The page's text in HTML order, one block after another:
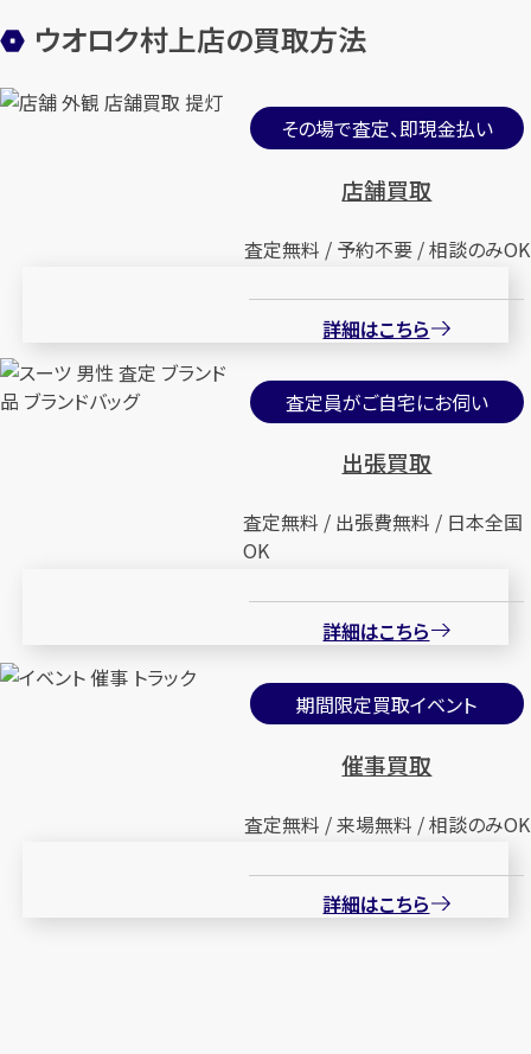
ウオロク村上店の買取方法
その場で査定、即現金払い
店舗買取
査定無料 / 予約不要 / 相談のみOK
詳細はこちら
査定員がご自宅にお伺い
出張買取
査定無料 / 出張費無料 / 日本全国
OK
詳細はこちら
期間限定買取イベント
催事買取
査定無料 / 来場無料 / 相談のみOK
詳細はこちら